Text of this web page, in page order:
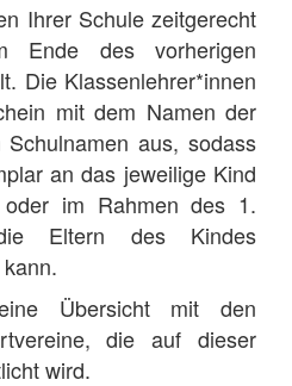
Ihrer Schule zeitgerecht
Ende des vorherigen
Die Klassenlehrer*innen
mit dem Namen der
aus, sodass
an das jeweilige Kind
oder im Rahmen des 1.
Eltern des Kindes
Übersicht mit den
die auf dieser
wird.